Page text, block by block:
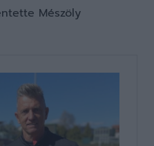
Mészöly